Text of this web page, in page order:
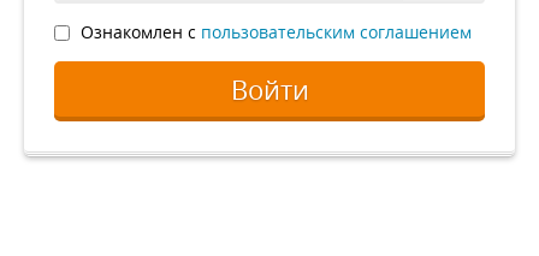
Ознакомлен с пользовательским соглашением
Войти